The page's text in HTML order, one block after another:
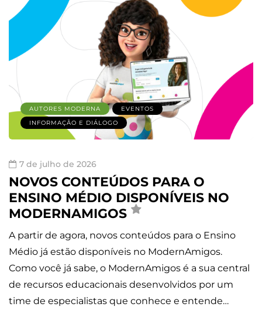
AUTORES MODERNA
EVENTOS
INFORMAÇÃO E DIÁLOGO
7 de julho de 2026
NOVOS CONTEÚDOS PARA O
ENSINO MÉDIO DISPONÍVEIS NO
MODERNAMIGOS
A partir de agora, novos conteúdos para o Ensino
Médio já estão disponíveis no ModernAmigos.
Como você já sabe, o ModernAmigos é a sua central
de recursos educacionais desenvolvidos por um
time de especialistas que conhece e entende…